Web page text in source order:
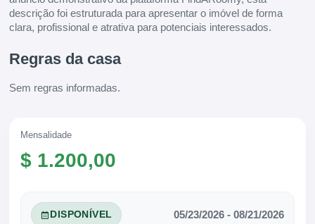
descrição foi estruturada para apresentar o imóvel de forma
clara, profissional e atrativa para potenciais interessados.
Regras da casa
Sem regras informadas.
Mensalidade
$ 1.200,00
DISPONÍVEL 05/23/2026 - 08/21/2026